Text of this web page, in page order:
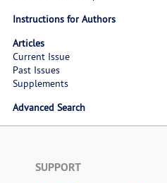
Instructions for Authors
Articles
Current Issue
Past Issues
Supplements
Advanced Search
SUPPORT